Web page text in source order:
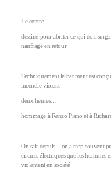
Le centre
dessiné pour abriter ce qui doit
naufragé en retour
Techniquement le bâtiment est
incendie violent
deux heures…
hommage à Renzo Piano et à
On sait depuis – on a trop souvent
circuits électriques que les hommes
violentent en société